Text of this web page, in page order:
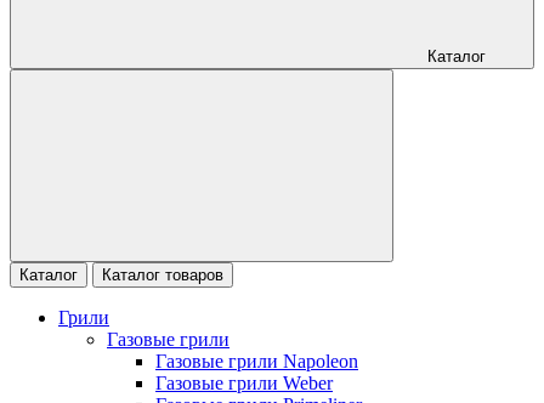
Каталог
Каталог Каталог товаров
Грили
Газовые грили
Газовые грили Napoleon
Газовые грили Weber